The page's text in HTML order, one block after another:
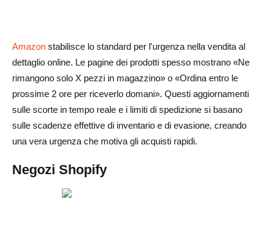
Amazon stabilisce lo standard per l'urgenza nella vendita al
dettaglio online. Le pagine dei prodotti spesso mostrano «Ne
rimangono solo X pezzi in magazzino» o «Ordina entro le
prossime 2 ore per riceverlo domani». Questi aggiornamenti
sulle scorte in tempo reale e i limiti di spedizione si basano
sulle scadenze effettive di inventario e di evasione, creando
una vera urgenza che motiva gli acquisti rapidi.
Negozi Shopify